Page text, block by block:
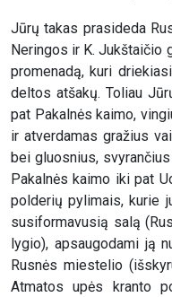
Jūrų takas prasideda
Neringos ir K. Jukštaičio
promenadą, kuri
deltos atšakų. Toliau
pat Pakalnės kaimo,
ir atverdamas gražius
bei gluosnius,
Pakalnės kaimo iki pat
polderių pylimais, kurie
susiformavusią salą
lygio), apsaugodami ją
Rusnės miestelio
Atmatos upės kranto